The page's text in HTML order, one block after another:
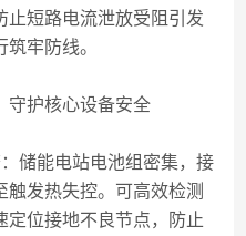
止短路电流泄放受阻引发
牢防线。
护核心设备安全
能电站电池组密集，接
发热失控。可高效检测
定位接地不良节点，防止